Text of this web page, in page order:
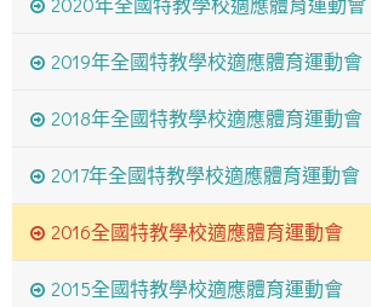
2019年全國特教學校適應體育運動會
2018年全國特教學校適應體育運動會
2017年全國特教學校適應體育運動會
2016全國特教學校適應體育運動會
2015全國特教學校適應體育運動會